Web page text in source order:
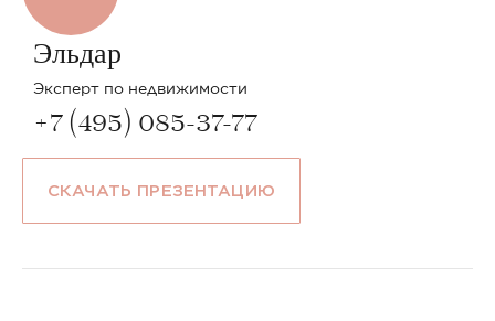
Эльдар
Эксперт по недвижимости
+7 (495) 085-37-77
СКАЧАТЬ ПРЕЗЕНТАЦИЮ